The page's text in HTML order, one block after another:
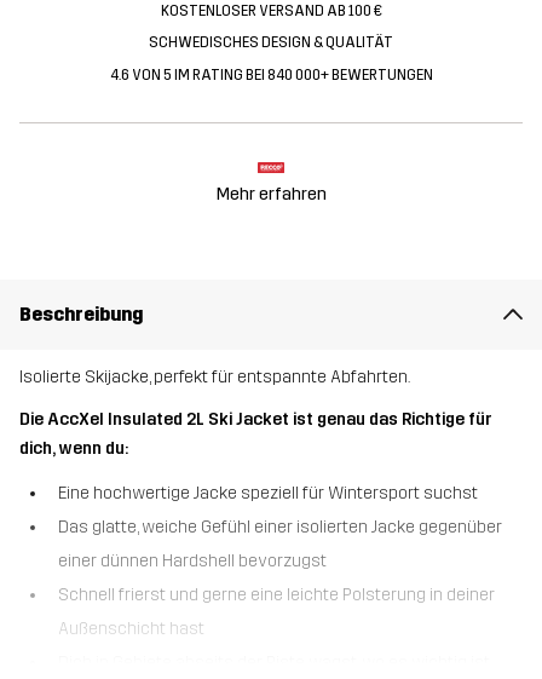
KOSTENLOSER VERSAND AB 100 €
SCHWEDISCHES DESIGN & QUALITÄT
4.6 VON 5 IM RATING BEI 840 000+ BEWERTUNGEN
Mehr erfahren
Beschreibung
Isolierte Skijacke, perfekt für entspannte Abfahrten.
Die AccXel Insulated 2L Ski Jacket ist genau das Richtige für
dich, wenn du:
Eine hochwertige Jacke speziell für Wintersport suchst
Das glatte, weiche Gefühl einer isolierten Jacke gegenüber
einer dünnen Hardshell bevorzugst
Schnell frierst und gerne eine leichte Polsterung in deiner
Außenschicht hast